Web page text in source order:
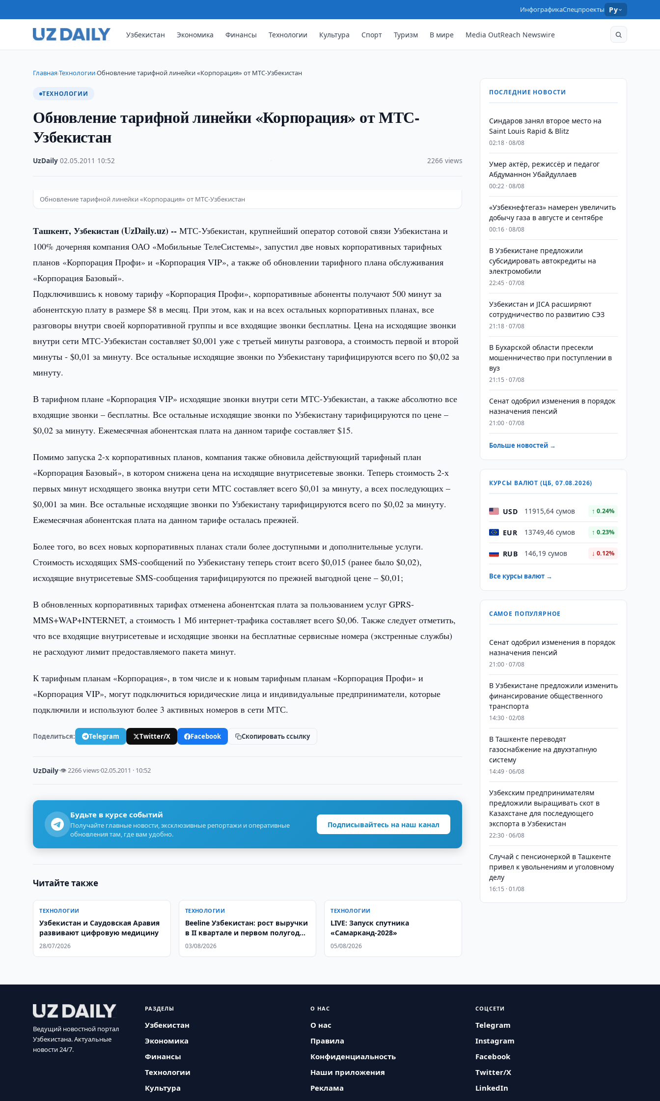
ИнфографикаСпецпроекты Ру
Узбекистан Экономика Финансы Технологии Культура Спорт Туризм В мире Media OutReach Newswire
Главная›Технологии›Обновление тарифной линейки «Корпорация» от МТС-Узбекистан
ТЕХНОЛОГИИ
Обновление тарифной линейки «Корпорация» от МТС-
Узбекистан
UzDaily ·02.05.2011 10:52 2266 views
Обновление тарифной линейки «Корпорация» от МТС-Узбекистан
Ташкент, Узбекистан (UzDaily.uz) -- МТС-Узбекистан, крупнейший оператор сотовой связи Узбекистана и
100% дочерняя компания ОАО «Мобильные ТелеСистемы», запустил две новых корпоративных тарифных
планов «Корпорация Профи» и «Корпорация VIP», а также об обновлении тарифного плана обслуживания
«Корпорация Базовый».
Подключившись к новому тарифу «Корпорация Профи», корпоративные абоненты получают 500 минут за
абонентскую плату в размере $8 в месяц. При этом, как и на всех остальных корпоративных планах, все
разговоры внутри своей корпоративной группы и все входящие звонки бесплатны. Цена на исходящие звонки
внутри сети МТС-Узбекистан составляет $0,001 уже с третьей минуты разговора, а стоимость первой и второй
минуты - $0,01 за минуту. Все остальные исходящие звонки по Узбекистану тарифицируются всего по $0,02 за
минуту.
В тарифном плане «Корпорация VIP» исходящие звонки внутри сети МТС-Узбекистан, а также абсолютно все
входящие звонки – бесплатны. Все остальные исходящие звонки по Узбекистану тарифицируются по цене –
$0,02 за минуту. Ежемесячная абонентская плата на данном тарифе составляет $15.
Помимо запуска 2-х корпоративных планов, компания также обновила действующий тарифный план
«Корпорация Базовый», в котором снижена цена на исходящие внутрисетевые звонки. Теперь стоимость 2-х
первых минут исходящего звонка внутри сети МТС составляет всего $0,01 за минуту, а всех последующих –
$0,001 за мин. Все остальные исходящие звонки по Узбекистану тарифицируются всего по $0,02 за минуту.
Ежемесячная абонентская плата на данном тарифе осталась прежней.
Более того, во всех новых корпоративных планах стали более доступными и дополнительные услуги.
Стоимость исходящих SMS-сообщений по Узбекистану теперь стоит всего $0,015 (ранее было $0,02),
исходящие внутрисетевые SMS-сообщения тарифицируются по прежней выгодной цене – $0,01;
В обновленных корпоративных тарифах отменена абонентская плата за пользованием услуг GPRS-
MMS+WAP+INTERNET, а стоимость 1 Мб интернет-трафика составляет всего $0,06. Также следует отметить,
что все входящие внутрисетевые и исходящие звонки на бесплатные сервисные номера (экстренные службы)
не расходуют лимит предоставляемого пакета минут.
К тарифным планам «Корпорация», в том числе и к новым тарифным планам «Корпорация Профи» и
«Корпорация VIP», могут подключиться юридические лица и индивидуальные предприниматели, которые
подключили и используют более 3 активных номеров в сети МТС.
Поделиться: Telegram Twitter/X Facebook Скопировать ссылку
UzDaily·👁 2266 views·02.05.2011 · 10:52
Будьте в курсе событий
Получайте главные новости, эксклюзивные репортажи и оперативные
обновления там, где вам удобно.
Подписывайтесь на наш канал
Читайте также
ТЕХНОЛОГИИ
Узбекистан и Саудовская Аравия
развивают цифровую медицину
28/07/2026
ТЕХНОЛОГИИ
Beeline Узбекистан: рост выручки
в II квартале и первом полугодии
2026
03/08/2026
ТЕХНОЛОГИИ
LIVE: Запуск спутника
«Самарканд-2028»
05/08/2026
ПОСЛЕДНИЕ НОВОСТИ
Синдаров занял второе место на
Saint Louis Rapid & Blitz
02:18 · 08/08
Умер актёр, режиссёр и педагог
Абдуманнон Убайдуллаев
00:22 · 08/08
«Узбекнефтегаз» намерен увеличить
добычу газа в августе и сентябре
00:16 · 08/08
В Узбекистане предложили
субсидировать автокредиты на
электромобили
22:45 · 07/08
Узбекистан и JICA расширяют
сотрудничество по развитию СЭЗ
21:18 · 07/08
В Бухарской области пресекли
мошенничество при поступлении в
вуз
21:15 · 07/08
Сенат одобрил изменения в порядок
назначения пенсий
21:00 · 07/08
Больше новостей →
КУРСЫ ВАЛЮТ (ЦБ, 07.08.2026)
USD 11915,64 сумов ↑ 0.24%
EUR 13749,46 сумов ↑ 0.23%
RUB 146,19 сумов ↓ 0.12%
Все курсы валют →
САМОЕ ПОПУЛЯРНОЕ
Сенат одобрил изменения в порядок
назначения пенсий
21:00 · 07/08
В Узбекистане предложили изменить
финансирование общественного
транспорта
14:30 · 02/08
В Ташкенте переводят
газоснабжение на двухэтапную
систему
14:49 · 06/08
Узбекским предпринимателям
предложили выращивать скот в
Казахстане для последующего
экспорта в Узбекистан
22:30 · 06/08
Случай с пенсионеркой в Ташкенте
привел к увольнениям и уголовному
делу
16:15 · 01/08
Ведущий новостной портал
Узбекистана. Актуальные
новости 24/7.
РАЗДЕЛЫ
Узбекистан
Экономика
Финансы
Технологии
Культура
О НАС
О нас
Правила
Конфиденциальность
Наши приложения
Реклама
СОЦСЕТИ
Telegram
Instagram
Facebook
Twitter/X
LinkedIn